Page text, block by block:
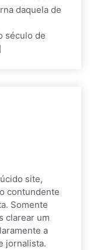
daquela de
século de
site,
contundente
Somente
clarear um
a
jornalista.